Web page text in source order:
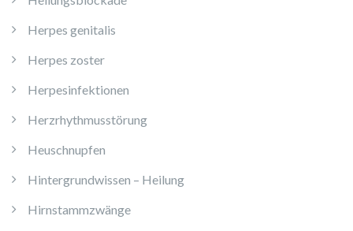
Herpes genitalis
Herpes zoster
Herpesinfektionen
Herzrhythmusstörung
Heuschnupfen
Hintergrundwissen – Heilung
Hirnstammzwänge